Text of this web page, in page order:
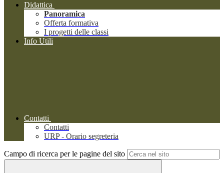
Didattica
Panoramica
Offerta formativa
I progetti delle classi
Info Utili
Contatti
Contatti
URP - Orario segreteria
Campo di ricerca per le pagine del sito